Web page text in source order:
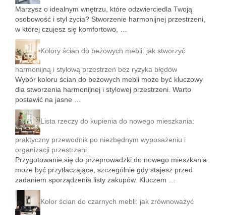
Marzysz o idealnym wnętrzu, które odzwierciedla Twoją
osobowość i styl życia? Stworzenie harmonijnej przestrzeni,
w której czujesz się komfortowo, …
Kolory ścian do beżowych mebli: jak stworzyć
harmonijną i stylową przestrzeń bez ryzyka błędów
Wybór koloru ścian do beżowych mebli może być kluczowy
dla stworzenia harmonijnej i stylowej przestrzeni. Warto
postawić na jasne …
Lista rzeczy do kupienia do nowego mieszkania:
praktyczny przewodnik po niezbędnym wyposażeniu i
organizacji przestrzeni
Przygotowanie się do przeprowadzki do nowego mieszkania
może być przytłaczające, szczególnie gdy stajesz przed
zadaniem sporządzenia listy zakupów. Kluczem …
Kolor ścian do czarnych mebli: jak zrównoważyć